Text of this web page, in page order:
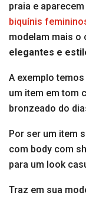
praia e
biquínis
modelam mais o
elegantes e
A exemplo temos
um item em tom
bronzeado do
Por ser um item
com body com
para um look
Traz em sua